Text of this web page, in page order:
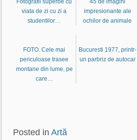
Fotografii superbe cu
viata de zi cu zi a
studentilor…
45 de imagini
impresionante ale
ochilor de animale
FOTO. Cele mai
periculoase trasee
montane din lume, pe
care…
Bucuresti 1977, printr-
un parbriz de autocar
Posted in Artă